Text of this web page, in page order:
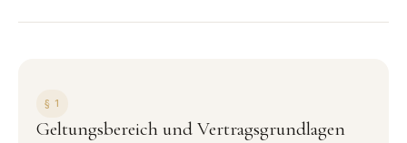
§ 1
Geltungsbereich und Vertragsgrundlagen